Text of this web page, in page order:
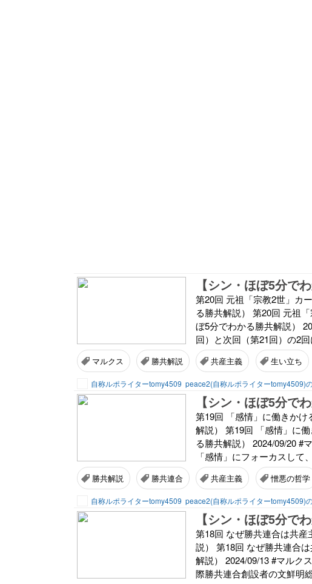
第20回 元祖「宗教2世」カ
る勝共解説） 第20回 元祖
ぼ5分でわかる勝共解説）
回）と次回（第21回）の2
マルクス 勝共解説 共産主義 生い立ち
自称ルポライターtomy4509 peace2(自称ルポライターtomy4509)
第19回 「感情」に働きか
解説） 第19回 「感情」に
る勝共解説） 2024/09/20 #
「感情」にフォーカスして
勝共解説 勝共連合 共産主義 憎悪の哲学
自称ルポライターtomy4509 peace2(自称ルポライターtomy4509)
第18回 なぜ勝共連合は共
説） 第18回 なぜ勝共連合
解説） 2024/09/13 #マルク
際勝共連合創設者の文鮮明